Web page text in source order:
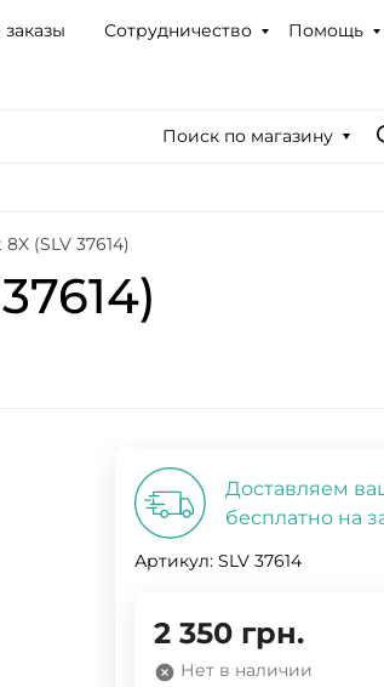
Сотрудничество Помощь
Поиск по магазину
(SLV 37614)
Доставляем
бесплатно на
Артикул: SLV 37614
2 350 грн.
Нет в наличии